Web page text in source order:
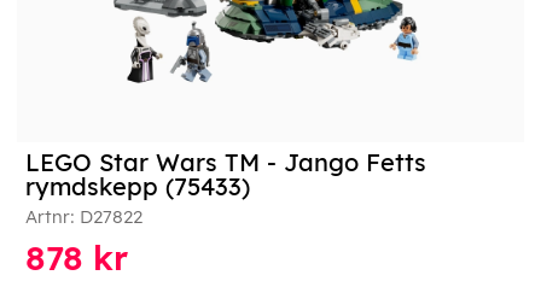
LEGO Star Wars TM - Jango Fetts
rymdskepp (75433)
Artnr: D27822
878 kr